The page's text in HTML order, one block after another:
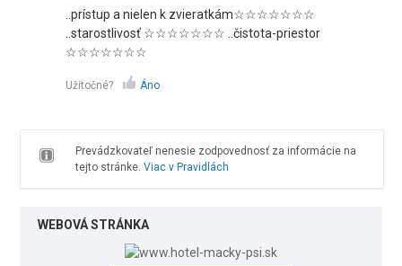
..prístup a nielen k zvieratkám☆☆☆☆☆☆☆
..starostlivosť ☆☆☆☆☆☆☆ ..čistota-priestor
☆☆☆☆☆☆☆
Užitočné? Áno
Prevádzkovateľ nenesie zodpovednosť za informácie na
tejto stránke. Viac v Pravidlách
WEBOVÁ STRÁNKA